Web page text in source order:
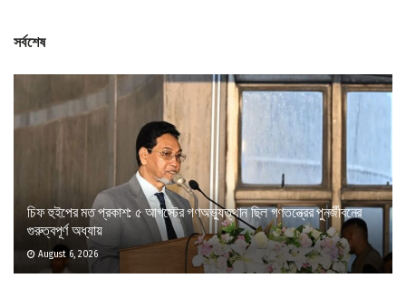
সর্বশেষ
চিফ হুইপের মত প্রকাশ: ৫ আগস্টের গণঅভ্যুত্থান ছিল গণতন্ত্রের পুনর্জীবনের
গুরুত্বপূর্ণ অধ্যায়
August 6, 2026